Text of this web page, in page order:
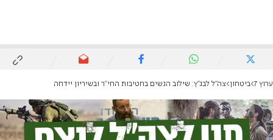
ערוץ 7 ביטחון צה"ל לבג"ץ: שילוב הנשים בחטיבות החי"ר ובשיריון יידחה